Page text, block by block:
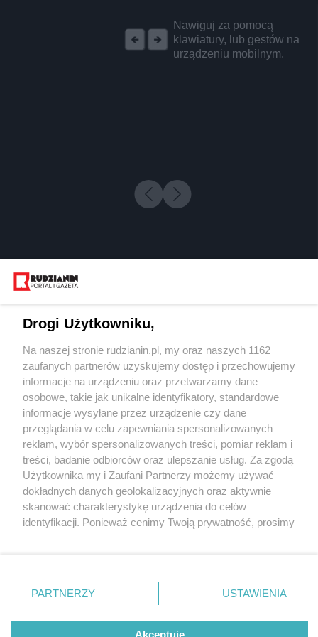
Nawiguj za pomocą
klawiatury, lub gestów na
urządzeniu mobilnym.
3 / 0
Wydawca mediów
Nie zapomnij
zapoznać się z:
polityką prywatności regulamin korzystania z portali
Twojemiasto
Piekary Śląskie
Chorzów
Tarnowskie Góry
Gliwice
Skontakuj sięz nami
Kontakt
Wydawca
Redakcja
Drogi Użytkowniku,
Na naszej stronie rudzianin.pl, my oraz naszych 1162
zaufanych partnerów uzyskujemy dostęp i przechowujemy
informacje na urządzeniu oraz przetwarzamy dane
osobowe, takie jak unikalne identyfikatory, standardowe
informacje wysyłane przez urządzenie czy dane
przeglądania w celu zapewniania spersonalizowanych
reklam, wybór spersonalizowanych treści, pomiar reklam i
treści, badanie odbiorców oraz ulepszanie usług. Za zgodą
Użytkownika my i Zaufani Partnerzy możemy używać
dokładnych danych geolokalizacyjnych oraz aktywnie
skanować charakterystykę urządzenia do celów
identyfikacji. Ponieważ cenimy Twoją prywatność, prosimy
prywatności znajdujący się w lewym dolnym rogu strony
. Niektóre rodzaje przetwarzania danych nie wymagają
zgody użytkownika, ale masz prawo sprzeciwić się
takiemu przetwarzaniu. Preferencje będą miały
PARTNERZY USTAWIENIA
Akceptuję